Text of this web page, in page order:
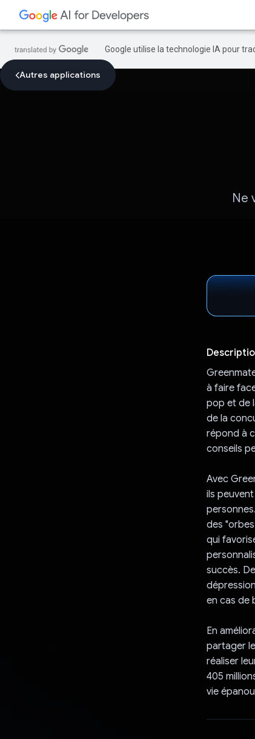
Google utilise la technologie IA pour
Autres applications
Ne
à faire
pop et de
de la
répond à
conseils
Avec
ils
des
qui
succès.
en cas de
En
partager
réaliser
405
vie